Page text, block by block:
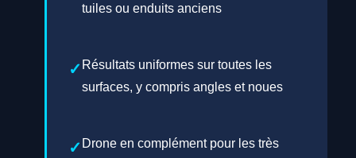
tuiles ou enduits anciens
Résultats uniformes sur toutes les
surfaces, y compris angles et noues
Drone en complément pour les très